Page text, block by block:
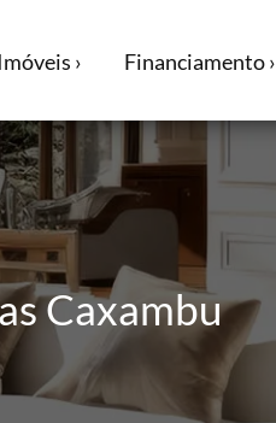
› Financiamento ›
Caxambu